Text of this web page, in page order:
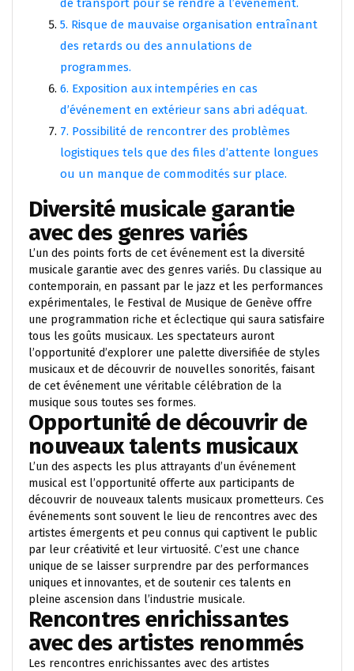
de transport pour se rendre à l’événement.
5. Risque de mauvaise organisation entraînant
des retards ou des annulations de
programmes.
6. Exposition aux intempéries en cas
d’événement en extérieur sans abri adéquat.
7. Possibilité de rencontrer des problèmes
logistiques tels que des files d’attente longues
ou un manque de commodités sur place.
Diversité musicale garantie
avec des genres variés
L’un des points forts de cet événement est la diversité
musicale garantie avec des genres variés. Du classique au
contemporain, en passant par le jazz et les performances
expérimentales, le Festival de Musique de Genève offre
une programmation riche et éclectique qui saura satisfaire
tous les goûts musicaux. Les spectateurs auront
l’opportunité d’explorer une palette diversifiée de styles
musicaux et de découvrir de nouvelles sonorités, faisant
de cet événement une véritable célébration de la
musique sous toutes ses formes.
Opportunité de découvrir de
nouveaux talents musicaux
L’un des aspects les plus attrayants d’un événement
musical est l’opportunité offerte aux participants de
découvrir de nouveaux talents musicaux prometteurs. Ces
événements sont souvent le lieu de rencontres avec des
artistes émergents et peu connus qui captivent le public
par leur créativité et leur virtuosité. C’est une chance
unique de se laisser surprendre par des performances
uniques et innovantes, et de soutenir ces talents en
pleine ascension dans l’industrie musicale.
Rencontres enrichissantes
avec des artistes renommés
Les rencontres enrichissantes avec des artistes